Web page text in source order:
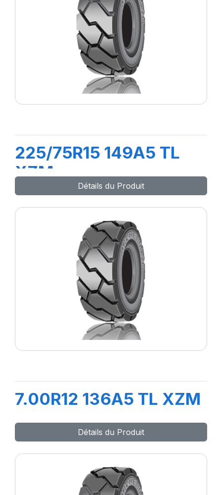
225/75R15 149A5 TL
XZM
Détails du Produit
7.00R12 136A5 TL XZM
Détails du Produit